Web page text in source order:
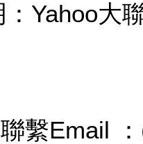
Yahoo大
繫Email